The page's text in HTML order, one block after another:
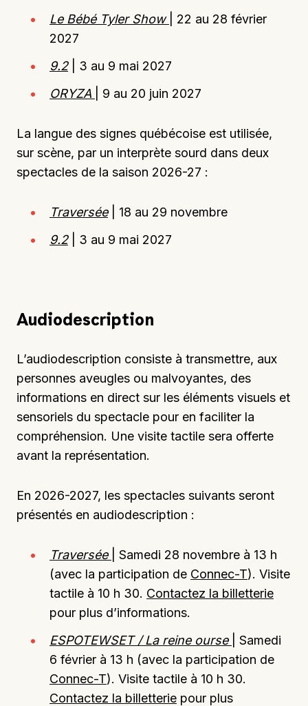
Le Bébé Tyler Show
| 22 au 28 février
2027
9.2| 3 au 9 mai 2027
ORYZA
| 9 au 20 juin 2027
La langue des signes québécoise est utilisée,
sur scène, par un interprète sourd dans deux
spectacles de la saison 2026-27 :
Traversée| 18 au 29 novembre
9.2| 3 au 9 mai 2027
Audiodescription
L’audiodescription consiste à transmettre, aux
personnes aveugles ou malvoyantes, des
informations en direct sur les éléments visuels et
sensoriels du spectacle pour en faciliter la
compréhension. Une visite tactile sera offerte
avant la représentation.
En 2026-2027, les spectacles suivants seront
présentés en audiodescription :
Traversée
| Samedi 28 novembre à 13 h
(avec la participation de Connec-T). Visite
tactile à 10 h 30. Contactez la billetterie
pour plus d’informations.
ESPOTEWSET / La reine ourse
| Samedi
6 février à 13 h (avec la participation de
Connec-T). Visite tactile à 10 h 30.
Contactez la billetterie pour plus